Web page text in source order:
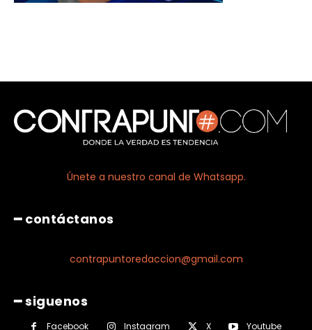
Únete a nuestro canal de Whatsapp.
━ contáctanos
contrapuntoredaccion@gmail.com
━ siguenos
Facebook Instagram X Youtube